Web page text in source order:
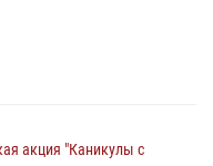
акция "Каникулы с